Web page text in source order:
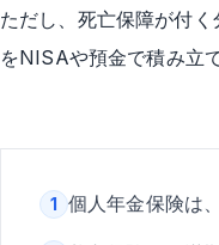
ただし、死亡保障が付
をNISAや預金で積み立
1 個人年金保険は